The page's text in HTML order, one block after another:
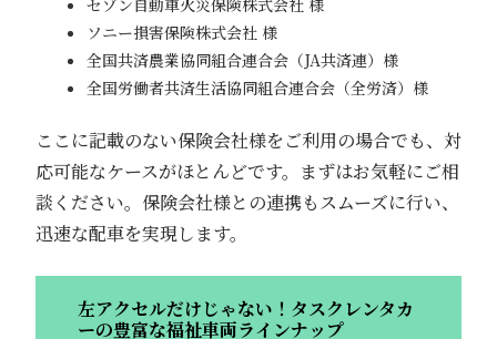
セゾン自動車火災保険株式会社 様
ソニー損害保険株式会社 様
全国共済農業協同組合連合会（JA共済連）様
全国労働者共済生活協同組合連合会（全労済）様
ここに記載のない保険会社様をご利用の場合でも、対
応可能なケースがほとんどです。まずはお気軽にご相
談ください。保険会社様との連携もスムーズに行い、
迅速な配車を実現します。
左アクセルだけじゃない！タスクレンタカ
ーの豊富な福祉車両ラインナップ